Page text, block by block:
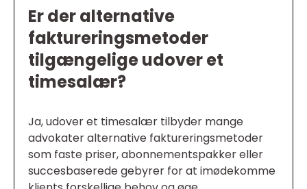
Er der alternative
faktureringsmetoder
tilgængelige udover et
timesalær?
Ja, udover et timesalær tilbyder mange
advokater alternative faktureringsmetoder
som faste priser, abonnementspakker eller
succesbaserede gebyrer for at imødekomme